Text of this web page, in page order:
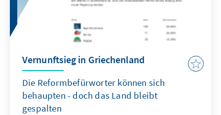
Vernunftsieg in Griechenland
Die Reformbefürworter können sich
behaupten - doch das Land bleibt
gespalten